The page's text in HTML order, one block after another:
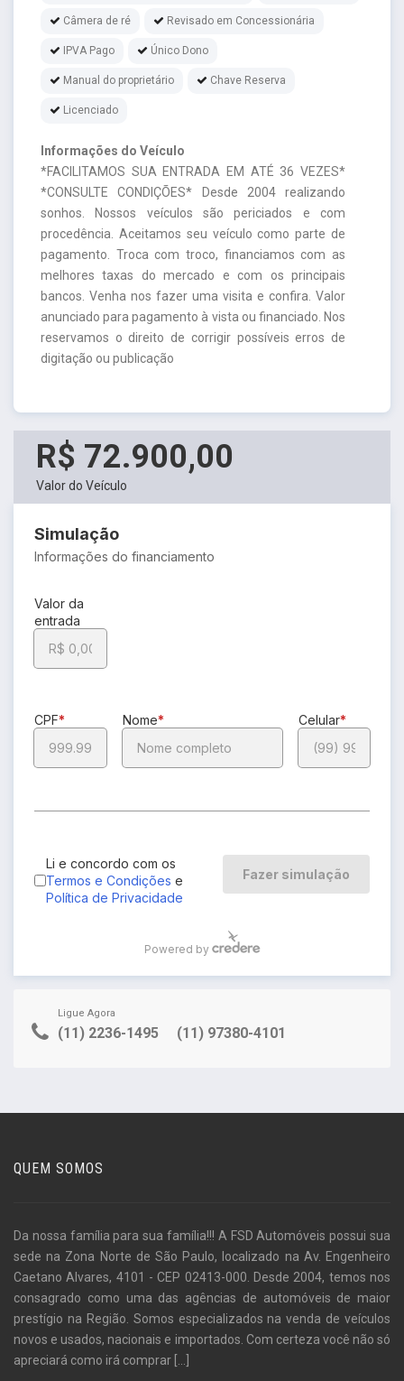
Câmera de ré Revisado em Concessionária
IPVA Pago Único Dono
Manual do proprietário Chave Reserva
Licenciado
Informações do Veículo
*FACILITAMOS SUA ENTRADA EM ATÉ 36 VEZES*
*CONSULTE CONDIÇÕES* Desde 2004 realizando
sonhos. Nossos veículos são periciados e com
procedência. Aceitamos seu veículo como parte de
pagamento. Troca com troco, financiamos com as
melhores taxas do mercado e com os principais
bancos. Venha nos fazer uma visita e confira. Valor
anunciado para pagamento à vista ou financiado. Nos
reservamos o direito de corrigir possíveis erros de
digitação ou publicação
R$ 72.900,00
Valor do Veículo
Ligue Agora
(11) 2236-1495 (11) 97380-4101
QUEM SOMOS
Da nossa família para sua família!!! A FSD Automóveis possui sua
sede na Zona Norte de São Paulo, localizado na Av. Engenheiro
Caetano Alvares, 4101 - CEP 02413-000. Desde 2004, temos nos
consagrado como uma das agências de automóveis de maior
prestígio na Região. Somos especializados na venda de veículos
novos e usados, nacionais e importados. Com certeza você não só
apreciará como irá comprar [...]